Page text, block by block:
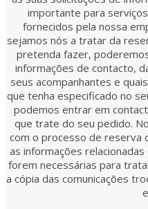
importante para
fornecidos pela nossa
sejamos nós a tratar da
pretenda fazer,
informações de contacto,
seus acompanhantes e
que tenha especificado no
podemos entrar em
que trate do seu pedido.
com o processo de reserva
as informações
forem necessárias para
a cópia das comunicações